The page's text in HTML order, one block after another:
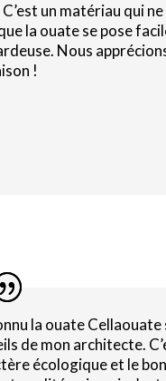
un matériau qui ne
la ouate se pose
Nous
!
la ouate Cellaouate
de mon architecte.
écologique et le bon